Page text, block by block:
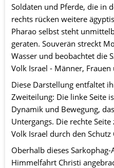
Soldaten und Pferde, die in
rechts rücken weitere
Pharao selbst steht
geraten. Souverän streckt
Wasser und beobachtet die
Volk Israel - Männer,
Diese Darstellung entfaltet
Zweiteilung: Die linke Seite
Dynamik und Bewegung,
Untergangs. Die rechte
Volk Israel durch den
Oberhalb dieses
Himmelfahrt Christi